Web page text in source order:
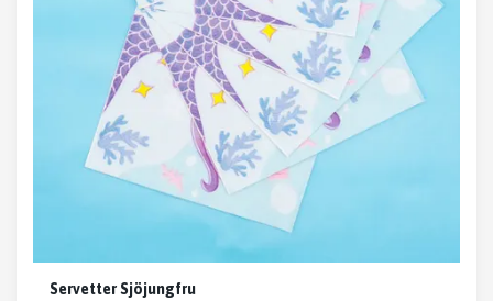
Servetter Sjöjungfru